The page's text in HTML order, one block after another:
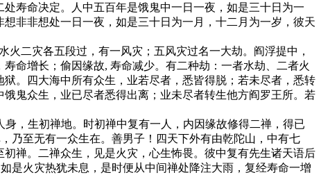
寿命决定。人中五百年是饿鬼中一日一夜，如是三十日为一
非非想处一日一夜，如是三十日为一月，十二月为一岁，彼天
二灾各五段过，有一风灾；五风灾过名一大劫。阎浮提中，
命增长；偷因缘故, 寿命减少。有二种劫：一者水劫、二者火
。四大海中所有众生，业若尽者，悉皆得脱；若未尽者，悉转
鬼众生，业已尽者悉得出离；业未尽者转生他方阎罗王所。若
，生初禅地。时初禅中复有一人，内因缘故修得二禅，得已
乃至无有一众生在。善男子！四天下外有由乾陀山，中有七
禅。二禅众生，见是火灾，心生怖畏。彼中复有先生诸天语后
是火灾热犹未息，是时便从中间禅处降注大雨，复经寿命一增